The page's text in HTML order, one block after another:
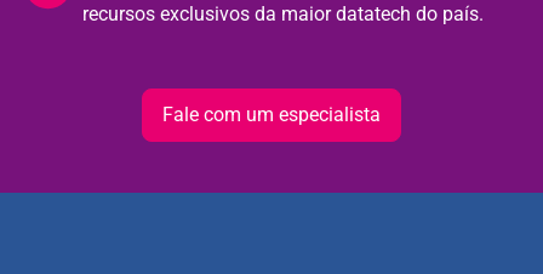
recursos exclusivos da maior datatech do país.
Fale com um especialista